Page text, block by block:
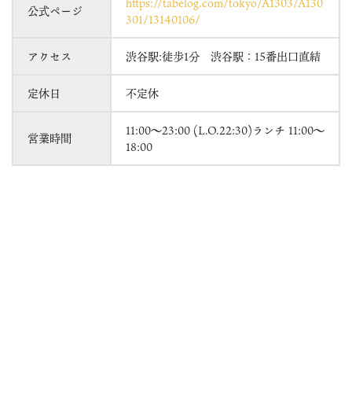
公式ページ
301/13140106/
アクセス 渋谷駅:徒歩1分 渋谷駅：15番出口直結
定休日 不定休
営業時間
11:00～23:00 (L.O.22:30)ランチ 11:00～
18:00